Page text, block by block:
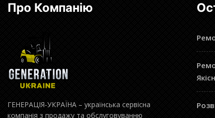
Про Компанію
ГЕНЕРАЦІЯ-УКРАЇНА – українська сервісна
компанія з продажу та обслуговуванню